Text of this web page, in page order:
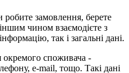
замовлення, берете
чином взаємодієте з
так і загальні дані.
окремого споживача -
e-mail, тощо. Такі дані